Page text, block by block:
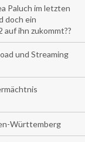
Paluch im letzten
doch ein
auf ihn zukommt??
und Streaming
Württemberg